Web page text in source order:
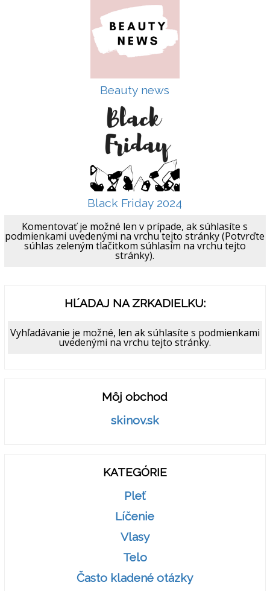
Beauty news
Black Friday 2024
Komentovať je možné len v prípade, ak súhlasíte s
podmienkami uvedenými na vrchu tejto stránky (Potvrďte
súhlas zeleným tlačitkom súhlasím na vrchu tejto
stránky).
HĽADAJ NA ZRKADIELKU:
Vyhľadávanie je možné, len ak súhlasíte s podmienkami
uvedenými na vrchu tejto stránky.
Môj obchod
skinov.sk
KATEGÓRIE
Pleť
Líčenie
Vlasy
Telo
Často kladené otázky